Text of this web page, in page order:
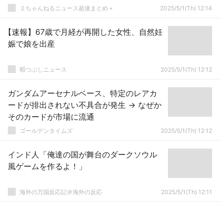
２ちゃんねるニュース超速まとめ＋ 2025/5/1(Th) 12:14
【速報】67歳で月経が再開した女性、自然妊
娠で娘を出産
暇つぶしニュース 2025/5/1(Th) 12:12
ガンダムアーセナルベース、特定のレアカ
ードが排出されない不具合が発生 → なぜか
そのカードが市場に流通
ゴールデンタイムズ 2025/5/1(Th) 12:12
インド人「俺達の国が舞台のダークソウル
風ゲームを作るよ！」
海外の万国反応記＠海外の反応 2025/5/1(Th) 12:11